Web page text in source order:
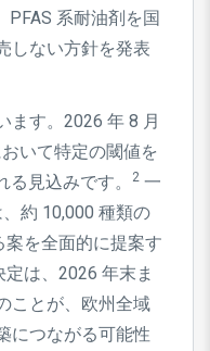
PFAS 系耐油剤を国
しない方針を発表
ます。2026 年 8 月
いて特定の閾値を
見込みです。
2 一
約 10,000 種類の
案を全面的に提案す
定は、2026 年末ま
ことが、欧州全域
につながる可能性